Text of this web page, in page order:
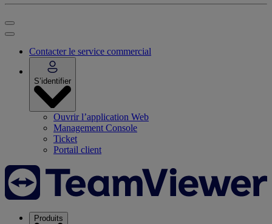
Contacter le service commercial
S’identifier
Ouvrir l’application Web
Management Console
Ticket
Portail client
Produits